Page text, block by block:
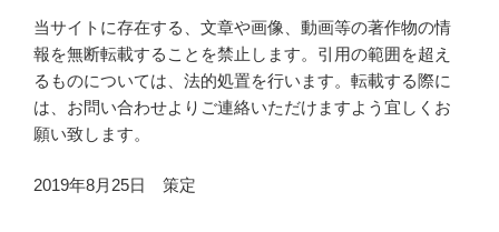
当サイトに存在する、文章や画像、動画等の著作物の情
報を無断転載することを禁止します。引用の範囲を超え
るものについては、法的処置を行います。転載する際に
は、お問い合わせよりご連絡いただけますよう宜しくお
願い致します。
2019年8月25日 策定